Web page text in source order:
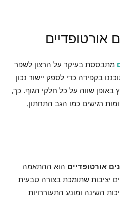
אורטופדיים
מתבססת בעיקר על הרצון לשפר
בקפידה כדי לספק יישור נכון
שווה על כל חלקי הגוף. כך,
רגישים כמו הגב התחתון,
אורטופדיים הוא ההתאמה
יציבות שתומכת בצורה טבעית
השינה ומונע התעוררויות